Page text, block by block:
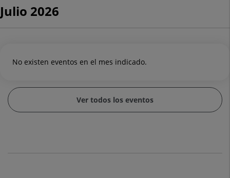
Julio 2026
No existen eventos en el mes indicado.
Ver todos los eventos